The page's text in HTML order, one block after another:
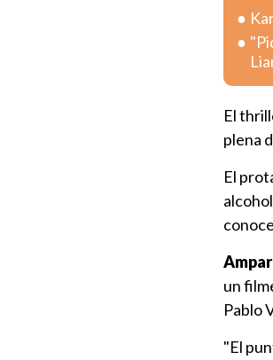
El
plena
El
un
Pablo
"El